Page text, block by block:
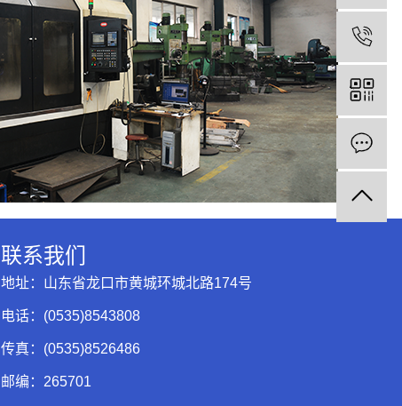
联系我们
地址：山东省龙口市黄城环城北路174号
电话：(0535)8543808
传真：(0535)8526486
邮编：265701